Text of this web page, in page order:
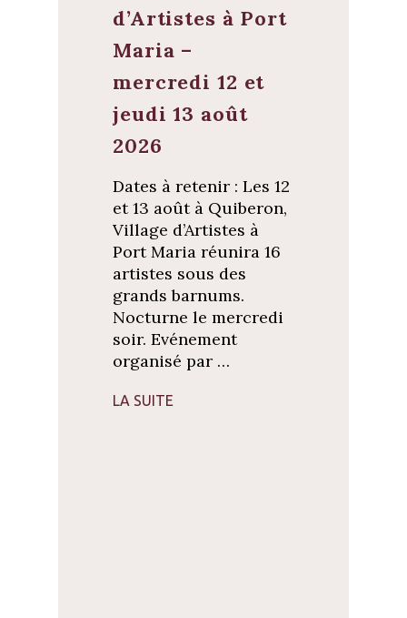
d’Artistes à Port
Maria –
mercredi 12 et
jeudi 13 août
2026
Dates à retenir : Les 12
et 13 août à Quiberon,
Village d’Artistes à
Port Maria réunira 16
artistes sous des
grands barnums.
Nocturne le mercredi
soir. Evénement
organisé par …
LA SUITE